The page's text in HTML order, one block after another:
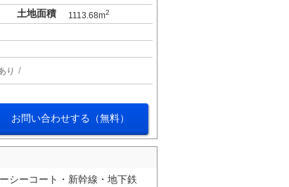
土地面積 1113.68m2
り
お問い合わせする（無料）
シーコート・新幹線・地下鉄